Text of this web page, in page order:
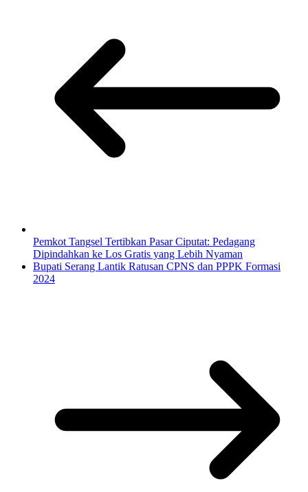
Pemkot Tangsel Tertibkan Pasar Ciputat: Pedagang
Dipindahkan ke Los Gratis yang Lebih Nyaman
Bupati Serang Lantik Ratusan CPNS dan PPPK Formasi
2024